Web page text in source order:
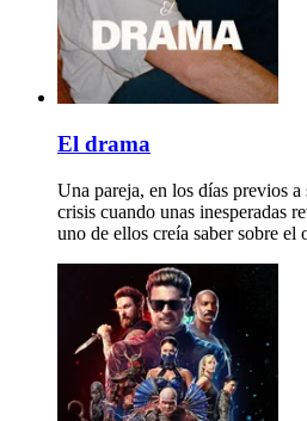
El drama
Una pareja, en los días previos a
crisis cuando unas inesperadas
uno de ellos creía saber sobre el